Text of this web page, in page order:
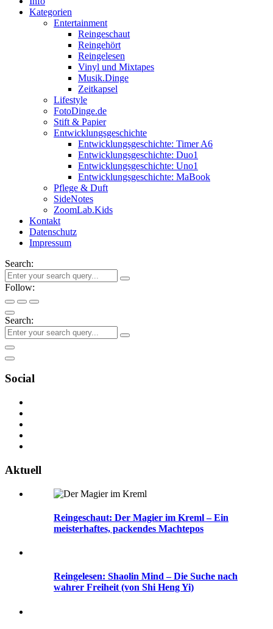
Kategorien
Entertainment
Reingeschaut
Reingehört
Reingelesen
Vinyl und Mixtapes
Musik.Dinge
Zeitkapsel
Lifestyle
FotoDinge.de
Stift & Papier
Entwicklungsgeschichte
Entwicklungsgeschichte: Timer A6
Entwicklungsgeschichte: Duo1
Entwicklungsgeschichte: Uno1
Entwicklungsgeschichte: MaBook
Pflege & Duft
SideNotes
ZoomLab.Kids
Kontakt
Datenschutz
Impressum
Search:
Follow:
Search:
Social
Aktuell
Reingeschaut: Der Magier im Kreml – Ein
meisterhaftes, packendes Machtepos
Reingelesen: Shaolin Mind – Die Suche nach
wahrer Freiheit (von Shi Heng Yi)